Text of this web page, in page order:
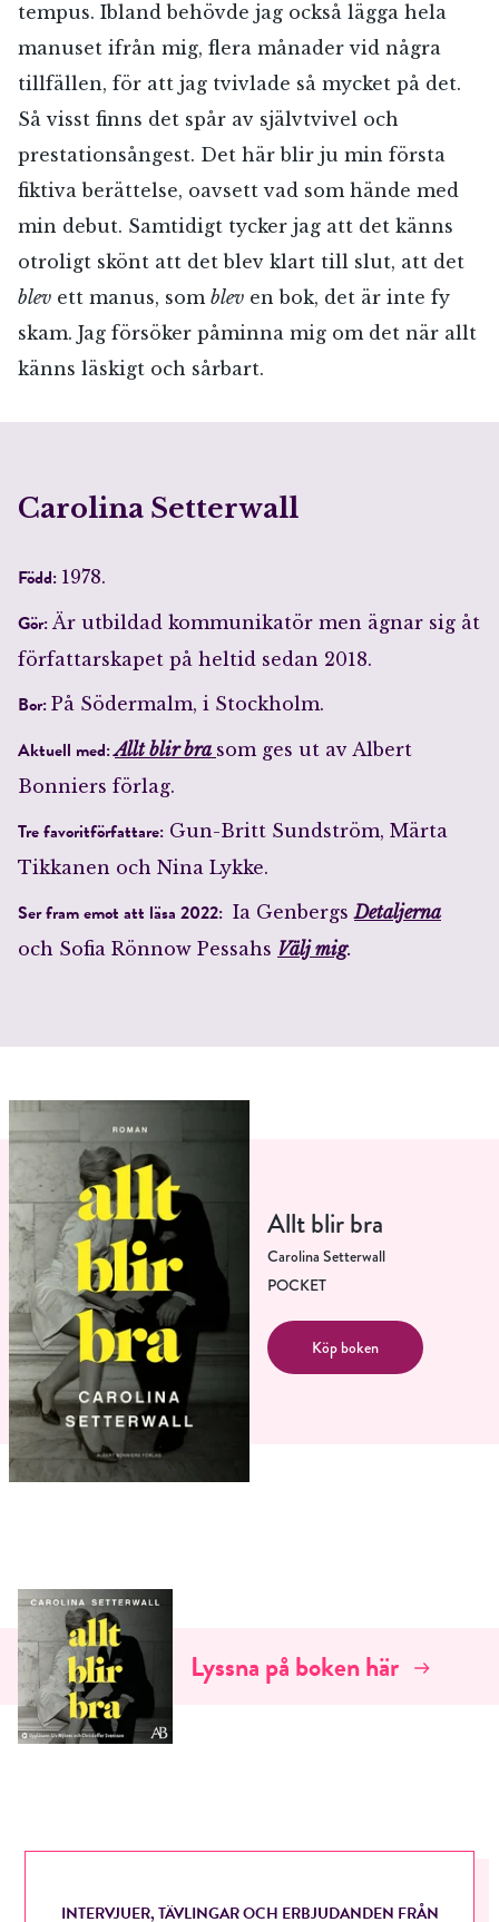
tempus. Ibland behövde jag också lägga hela
manuset ifrån mig, flera månader vid några
tillfällen, för att jag tvivlade så mycket på det.
Så visst finns det spår av självtvivel och
prestationsångest. Det här blir ju min första
fiktiva berättelse, oavsett vad som hände med
min debut. Samtidigt tycker jag att det känns
otroligt skönt att det blev klart till slut, att det
blev ett manus, som blev en bok, det är inte fy
skam. Jag försöker påminna mig om det när allt
känns läskigt och sårbart.
Carolina Setterwall
Född: 1978.
Gör:Är utbildad kommunikatör men ägnar sig åt
författarskapet på heltid sedan 2018.
Bor: På Södermalm, i Stockholm.
Aktuell med:Allt blir bra som ges ut av Albert
Bonniers förlag.
Tre favoritförfattare: Gun-Britt Sundström, Märta
Tikkanen och Nina Lykke.
Ser fram emot att läsa 2022: Ia GenbergsDetaljerna
och Sofia Rönnow Pessahs Välj mig.
Allt blir bra
Carolina Setterwall
POCKET
Köp boken
Lyssna på boken här
INTERVJUER, TÄVLINGAR OCH ERBJUDANDEN FRÅN